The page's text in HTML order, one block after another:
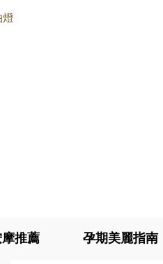
燈
摩推薦 孕期美麗指南